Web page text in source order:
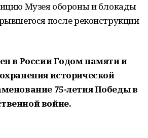
Музея обороны и блокады
после реконструкции
в России Годом памяти и
исторической
75-летия Победы в
войне.